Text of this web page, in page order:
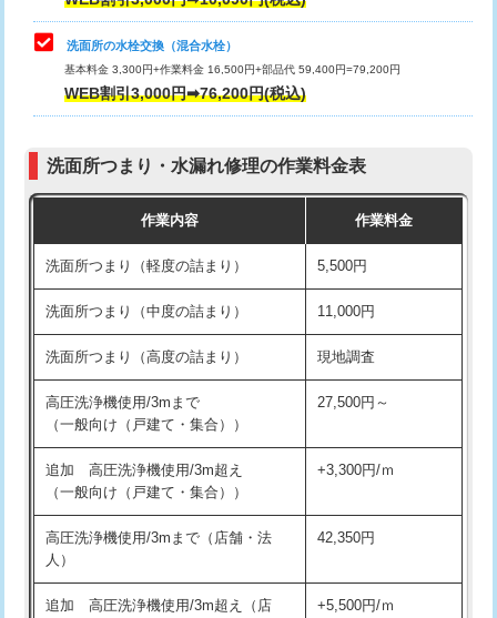
マス交換（土の掘削・埋め戻し作業）
マス交換（深さ50㎝未満）
マス交換（深さ50㎝以上）
モルタル補修（厚さ10㎝まで） 27,500円
モルタル補修（厚さ10㎝超え） 38,500円
洗面台設置 38,500円
バスタブ設置 現場見積
追加人工 16,500円
廃棄・処分
※給水管工事は20mmまでの価格です。
式）)
交換・取付(混合水栓（壁付・デッキ
式・ワンホール）)
16,500円+材料費
（P/S/ポップアップ））
交換・取付（その他部品） 11,000円+材料費
持込商品取付（単水栓） 13,200円
持込商品取付（混合水栓） 16,500円
持込商品取付（浄水器・分岐水栓） 16,500円
給水管工事※（ホール加工) 16,500円
給水管工事※（バンド止め)
給水管工事※（支持金具設置) 5,500円
給水管工事※（保温材使用（バンド止
め込み）)
5,500円
給水管工事※（土の掘削・埋め戻し作
業)
11,000円
洗面所の水栓交換（混合水栓）
基本料金 3,300円+作業料金 16,500円+部品代 59,400円=79,200円
WEB割引3,000円➡76,200円(税込)
洗面所つまり・水漏れ修理の作業料金表
作業内容 作業料金
洗面所つまり（軽度の詰まり） 5,500円
洗面所つまり（中度の詰まり） 11,000円
洗面所つまり（高度の詰まり） 現地調査
高圧洗浄機使用/3mまで
（一般向け（戸建て・集合））
27,500円～
追加 高圧洗浄機使用/3m超え
（一般向け（戸建て・集合））
+3,300円/ｍ
高圧洗浄機使用/3mまで（店舗・法
人）
42,350円
追加 高圧洗浄機使用/3m超え（店
+5,500円/ｍ